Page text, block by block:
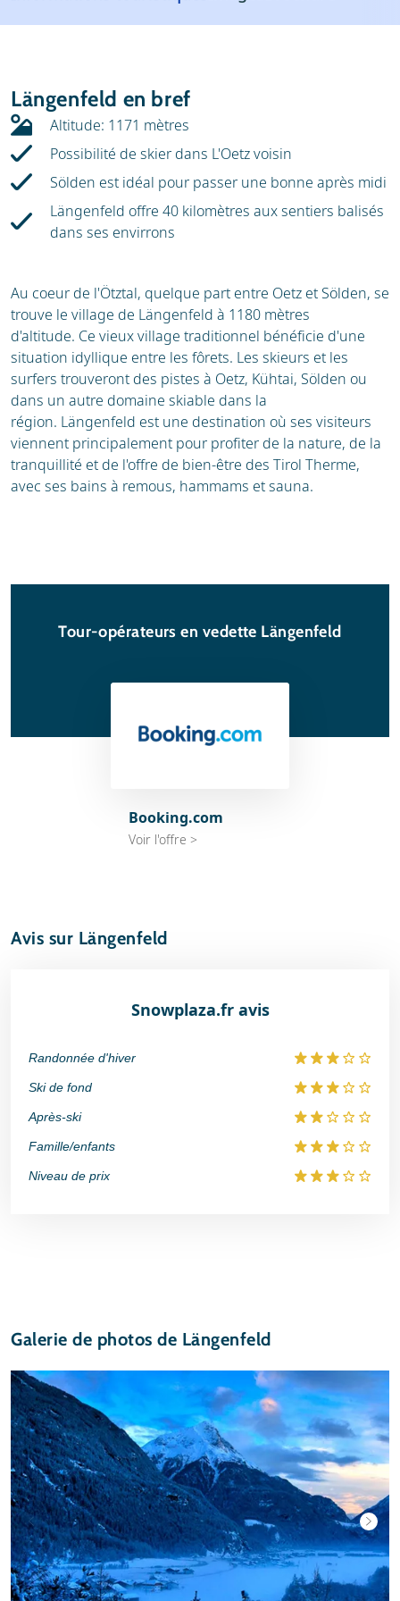
Location
Location de ski
Längenfeld en bref
Altitude: 1171 mètres
Possibilité de skier dans L'Oetz voisin
Sölden est idéal pour passer une bonne après midi
Längenfeld offre 40 kilomètres aux sentiers balisés
dans ses envirrons
Au coeur de l'Ötztal, quelque part entre Oetz et Sölden, se
trouve le village de Längenfeld à 1180 mètres
d'altitude. Ce vieux village traditionnel bénéficie d'une
situation idyllique entre les fôrets. Les skieurs et les
surfers trouveront des pistes à Oetz, Kühtai, Sölden ou
dans un autre domaine skiable dans la
région. Längenfeld est une destination où ses visiteurs
viennent principalement pour profiter de la nature, de la
tranquillité et de l'offre de bien-être des Tirol Therme,
avec ses bains à remous, hammams et sauna.
Tour-opérateurs en vedette Längenfeld
Booking.com
Voir l'offre >
Avis sur Längenfeld
Snowplaza.fr avis
Randonnée d'hiver
Ski de fond
Après-ski
Famille/enfants
Niveau de prix
Galerie de photos de Längenfeld